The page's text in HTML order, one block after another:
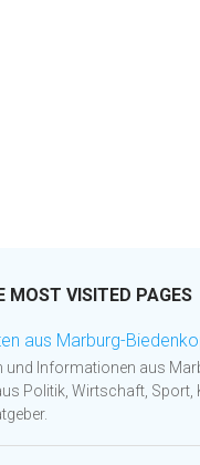
MOST VISITED PAGES
aus Marburg-
und Informationen aus
Politik, Wirtschaft, Sport,